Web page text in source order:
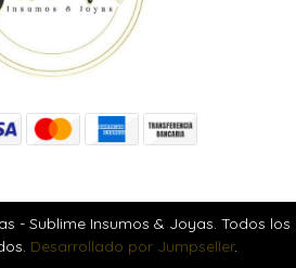
- Sublime Insumos & Joyas. Todos los
Desarrollado por Jumpseller.